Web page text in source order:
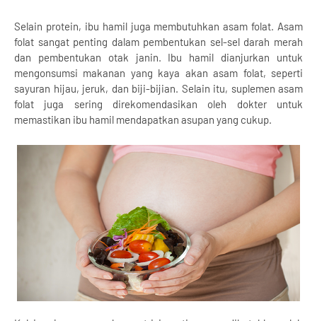
Selain protein, ibu hamil juga membutuhkan asam folat. Asam
folat sangat penting dalam pembentukan sel-sel darah merah
dan pembentukan otak janin. Ibu hamil dianjurkan untuk
mengonsumsi makanan yang kaya akan asam folat, seperti
sayuran hijau, jeruk, dan biji-bijian. Selain itu, suplemen asam
folat juga sering direkomendasikan oleh dokter untuk
memastikan ibu hamil mendapatkan asupan yang cukup.